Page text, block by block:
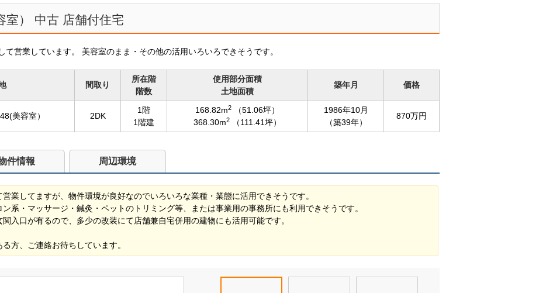
室） 中古 店舗付住宅
て営業しています。 美容室のまま・その他の活用いろいろできそうです。
間取り
所在階
階数
使用部分面積
土地面積
築年月 価格
美容室） 2DK
1階
1階建
168.82m2
（51.06坪）
368.30m2 （111.41坪）
1986年10月
（築39年）
870万円
件情報 周辺環境
業してますが、物件環境が良好なのでいろいろな業種・業態に活用できそうです。
系・マッサージ・鍼灸・ペットのトリミング等、または事業用の事務所にも利用できそうです。
入口が有るので、多少の改装にて店舗兼自宅併用の建物にも活用可能です。
方、ご連絡お待ちしています。